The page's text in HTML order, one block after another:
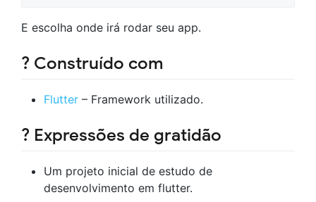
E escolha onde irá rodar seu app.
?️ Construído com
Flutter – Framework utilizado.
? Expressões de gratidão
Um projeto inicial de estudo de
desenvolvimento em flutter.